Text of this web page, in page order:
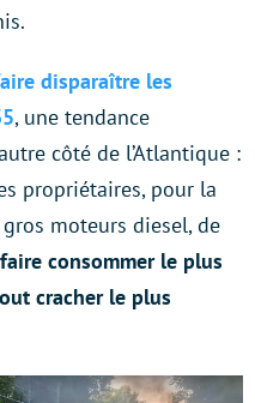
disparaître les
, une tendance
côté de l’Atlantique :
propriétaires, pour la
moteurs diesel, de
consommer le plus
cracher le plus